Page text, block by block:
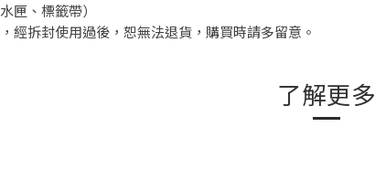
匣、標籤帶）
經拆封使用過後，恕無法退貨，購買時請多留意。
了解更多